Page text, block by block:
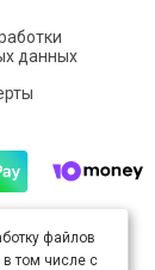
данных
Creative
4.0
файлов
том числе с